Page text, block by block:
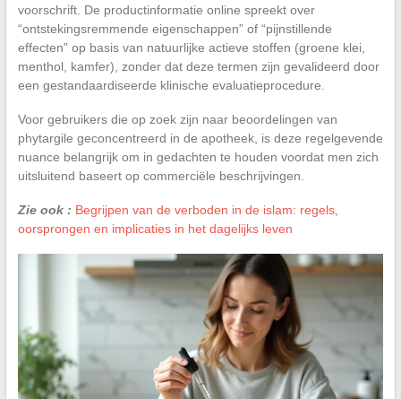
voorschrift. De productinformatie online spreekt over
“ontstekingsremmende eigenschappen” of “pijnstillende
effecten” op basis van natuurlijke actieve stoffen (groene klei,
menthol, kamfer), zonder dat deze termen zijn gevalideerd door
een gestandaardiseerde klinische evaluatieprocedure.
Voor gebruikers die op zoek zijn naar beoordelingen van
phytargile geconcentreerd in de apotheek, is deze regelgevende
nuance belangrijk om in gedachten te houden voordat men zich
uitsluitend baseert op commerciële beschrijvingen.
Zie ook : Begrijpen van de verboden in de islam: regels,
oorsprongen en implicaties in het dagelijks leven